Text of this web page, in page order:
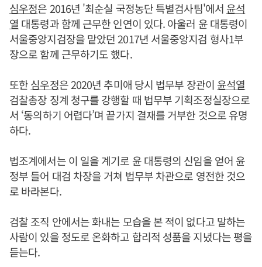
심우정은 2016년 '최순실 국정농단 특별검사팀'에서 윤석
열 대통령과 함께 근무한 인연이 있다. 아울러 윤 대통령이
서울중앙지검장을 맡았던 2017년 서울중앙지검 형사1부
장으로 함께 근무하기도 했다.
또한심우정은 2020년 추미애 당시 법무부 장관이 윤석열
검찰총장 징계 청구를 강행할 때 법무부 기획조정실장으로
서 ‘동의하기 어렵다’며 끝가지 결재를 거부한 것으로 유명
하다.
법조계에서는 이 일을 계기로 윤 대통령의 신임을 얻어 윤
정부 들어 대검 차장을 거쳐 법무부 차관으로 영전한 것으
로 바라본다.
검찰 조직 안에서는 화내는 모습을 본 적이 없다고 말하는
사람이 있을 정도로 온화하고 합리적 성품을 지녔다는 평을
듣는다.